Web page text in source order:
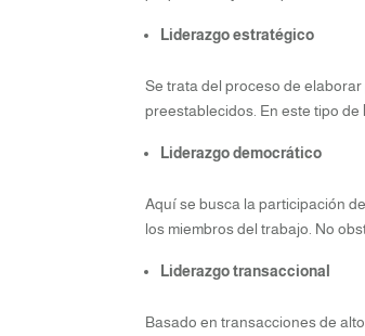
Liderazgo estratégico
Se trata del proceso de
preestablecidos. En este tipo de
Liderazgo democrático
Aquí se busca la participación
los miembros del trabajo. No
Liderazgo transaccional
Basado en transacciones de